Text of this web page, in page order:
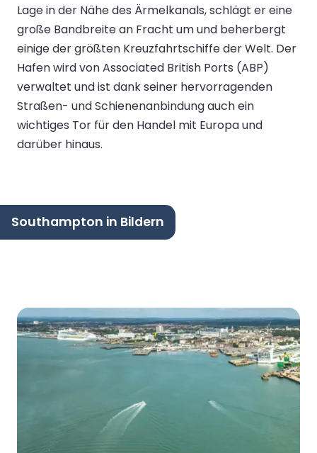
Lage in der Nähe des Ärmelkanals, schlägt er eine
große Bandbreite an Fracht um und beherbergt
einige der größten Kreuzfahrtschiffe der Welt. Der
Hafen wird von Associated British Ports (ABP)
verwaltet und ist dank seiner hervorragenden
Straßen- und Schienenanbindung auch ein
wichtiges Tor für den Handel mit Europa und
darüber hinaus.
Southampton in Bildern